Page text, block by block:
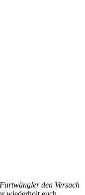
den Versuch